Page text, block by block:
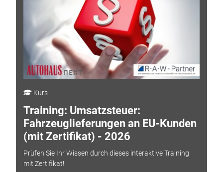
Kurs
Training: Umsatzsteuer:
Fahrzeuglieferungen an EU-Kunden
(mit Zertifikat) - 2026
Prüfen Sie Ihr Wissen durch dieses interaktive Training
mit Zertifikat!